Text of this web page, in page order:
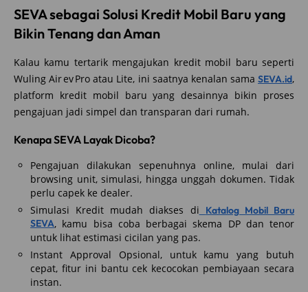
SEVA sebagai Solusi Kredit Mobil Baru yang
Bikin Tenang dan Aman
Kalau kamu tertarik mengajukan kredit mobil baru seperti
Wuling Air ev Pro atau Lite, ini saatnya kenalan sama SEVA.id,
platform kredit mobil baru yang desainnya bikin proses
pengajuan jadi simpel dan transparan dari rumah.
Kenapa SEVA Layak Dicoba?
Pengajuan dilakukan sepenuhnya online, mulai dari
browsing unit, simulasi, hingga unggah dokumen. Tidak
perlu capek ke dealer.
Simulasi Kredit mudah diakses di
Katalog Mobil Baru
SEVA, kamu bisa coba berbagai skema DP dan tenor
untuk lihat estimasi cicilan yang pas.
Instant Approval Opsional, untuk kamu yang butuh
cepat, fitur ini bantu cek kecocokan pembiayaan secara
instan.